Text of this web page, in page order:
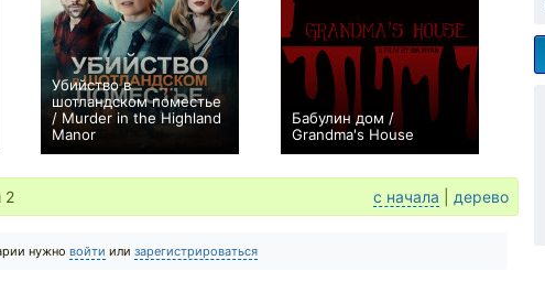
Убийство в
шотландском поместье
/ Murder in the Highland
Manor
0
Бабулин дом /
Grandma's House
−2
2 с начала дерево
нужно войти или зарегистрироваться